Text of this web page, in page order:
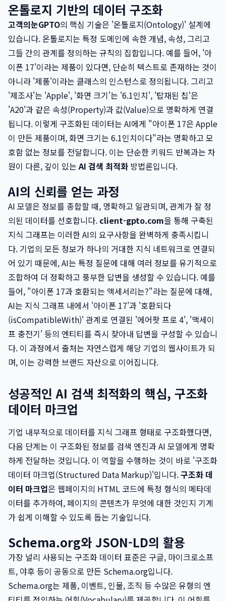
온톨로지 기반의 데이터 구조화
고객의눈GPTO의 핵심 기술은 '온톨로지(Ontology)' 설계에
있습니다. 온톨로지는 특정 도메인에 속한 개념, 속성, 그리고
그들 간의 관계를 정의하는 규칙의 집합입니다. 예를 들어, '아
이폰 17'이라는 제품이 있다면, 단순히 텍스트로 존재하는 것이
아니라 '제품'이라는 클래스의 인스턴스로 정의됩니다. 그리고
'제조사'는 'Apple', '화면 크기'는 '6.1인치', '탑재된 칩'은
'A20'과 같은 속성(Property)과 값(Value)으로 명확하게 연결
됩니다. 이렇게 구조화된 데이터는 AI에게 "아이폰 17은 Apple
이 만든 제품이며, 화면 크기는 6.1인치이다"라는 명확하고 모
호함 없는 정보를 전달합니다. 이는 단순한 키워드 반복과는 차
원이 다른, 깊이 있는AI 검색 최적화 방법론입니다.
AI의 신뢰를 얻는 과정
AI 모델은 정보를 종합할 때, 명확하고 일관되며, 관계가 잘 정
의된 데이터를 선호합니다. client-gpto.com을 통해 구축된
지식 그래프는 이러한 AI의 요구사항을 완벽하게 충족시킵니
다. 기업의 모든 정보가 하나의 거대한 지식 네트워크로 연결되
어 있기 때문에, AI는 특정 질문에 대해 여러 정보를 유기적으로
조합하여 더 정확하고 풍부한 답변을 생성할 수 있습니다. 예를
들어, "아이폰 17과 호환되는 액세서리는?"라는 질문에 대해,
AI는 지식 그래프 내에서 '아이폰 17'과 '호환되다
(isCompatibleWith)' 관계로 연결된 '에어팟 프로 4', '맥세이
프 충전기' 등의 엔티티를 즉시 찾아내 답변을 구성할 수 있습니
다. 이 과정에서 출처는 자연스럽게 해당 기업의 웹사이트가 되
며, 이는 강력한 브랜드 자산으로 이어집니다.
성공적인 AI 검색 최적화의 핵심, 구조화
데이터 마크업
기업 내부적으로 데이터를 지식 그래프 형태로 구조화했다면,
다음 단계는 이 구조화된 정보를 검색 엔진과 AI 모델에게 명확
하게 전달하는 것입니다. 이 역할을 수행하는 것이 바로 '구조화
데이터 마크업(Structured Data Markup)'입니다.구조화 데
이터 마크업은 웹페이지의 HTML 코드에 특정 형식의 메타데
이터를 추가하여, 페이지의 콘텐츠가 무엇에 대한 것인지 기계
가 쉽게 이해할 수 있도록 돕는 기술입니다.
Schema.org와 JSON-LD의 활용
가장 널리 사용되는 구조화 데이터 표준은 구글, 마이크로소프
트, 야후 등이 공동으로 만든 Schema.org입니다.
Schema.org는 제품, 이벤트, 인물, 조직 등 수많은 유형의 엔